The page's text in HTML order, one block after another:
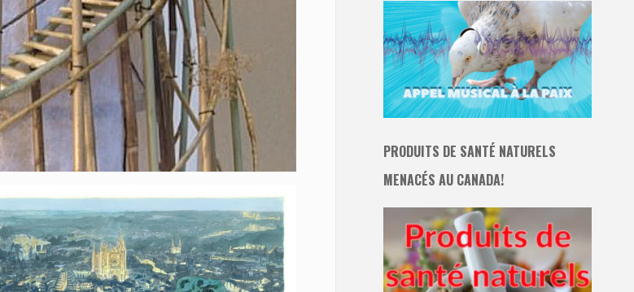
PRODUITS DE SANTÉ NATURELS
MENACÉS AU CANADA!